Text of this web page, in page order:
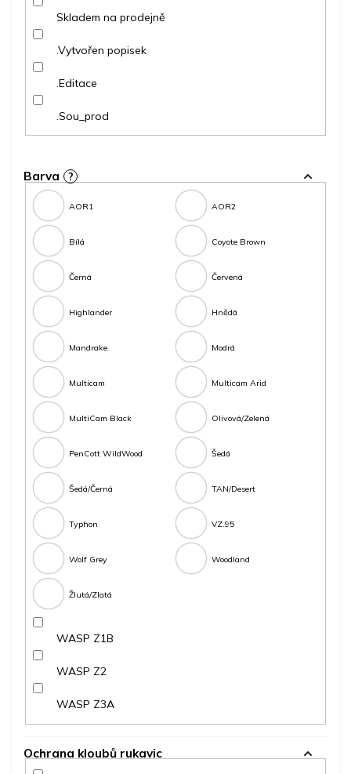
Skladem na prodejně
.Vytvořen popisek
.Editace
.Sou_prod
Barva ?
AOR1 AOR2
Bílá Coyote Brown
Černá Červená
Highlander Hnědá
Mandrake Modrá
Multicam Multicam Arid
MultiCam Black Olivová/Zelená
PenCott WildWood Šedá
Šedá/Černá TAN/Desert
Typhon VZ.95
Wolf Grey Woodland
Žlutá/Zlatá
WASP Z1B
WASP Z2
WASP Z3A
Ochrana kloubů rukavic